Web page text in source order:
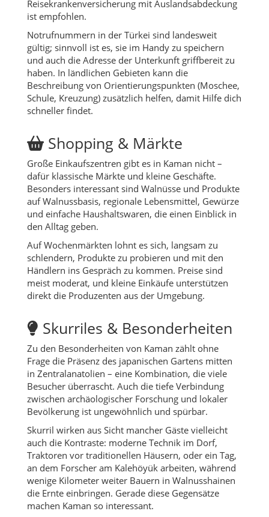
Reisekrankenversicherung mit Auslandsabdeckung
ist empfohlen.
Notrufnummern in der Türkei sind landesweit
gültig; sinnvoll ist es, sie im Handy zu speichern
und auch die Adresse der Unterkunft griffbereit zu
haben. In ländlichen Gebieten kann die
Beschreibung von Orientierungspunkten (Moschee,
Schule, Kreuzung) zusätzlich helfen, damit Hilfe dich
schneller findet.
Shopping & Märkte
Große Einkaufszentren gibt es in Kaman nicht –
dafür klassische Märkte und kleine Geschäfte.
Besonders interessant sind Walnüsse und Produkte
auf Walnussbasis, regionale Lebensmittel, Gewürze
und einfache Haushaltswaren, die einen Einblick in
den Alltag geben.
Auf Wochenmärkten lohnt es sich, langsam zu
schlendern, Produkte zu probieren und mit den
Händlern ins Gespräch zu kommen. Preise sind
meist moderat, und kleine Einkäufe unterstützen
direkt die Produzenten aus der Umgebung.
Skurriles & Besonderheiten
Zu den Besonderheiten von Kaman zählt ohne
Frage die Präsenz des japanischen Gartens mitten
in Zentralanatolien – eine Kombination, die viele
Besucher überrascht. Auch die tiefe Verbindung
zwischen archäologischer Forschung und lokaler
Bevölkerung ist ungewöhnlich und spürbar.
Skurril wirken aus Sicht mancher Gäste vielleicht
auch die Kontraste: moderne Technik im Dorf,
Traktoren vor traditionellen Häusern, oder ein Tag,
an dem Forscher am Kalehöyük arbeiten, während
wenige Kilometer weiter Bauern in Walnusshainen
die Ernte einbringen. Gerade diese Gegensätze
machen Kaman so interessant.